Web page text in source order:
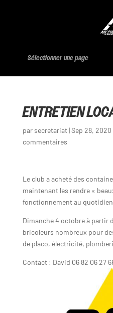
Sélectionner une page
ENTRETIEN
par secretariat|Sep 28, 2020
commentaires
Le club a acheté des
maintenant les rendre «
fonctionnement au
Dimanche 4 octobre à partir
bricoleurs nombreux pour
de placo, électricité,
Contact : David 06 82 06 27